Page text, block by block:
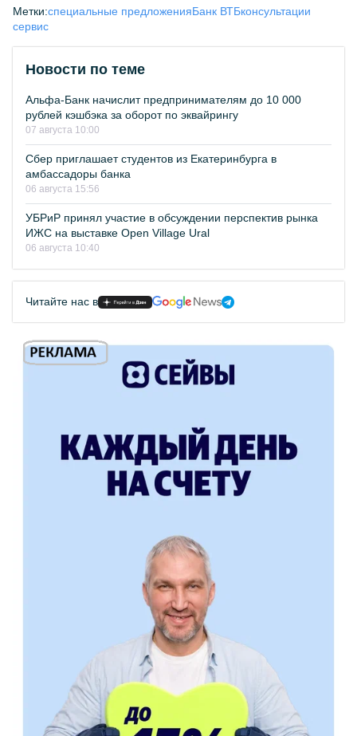
Метки:специальные предложенияБанк ВТБконсультации
сервис
Новости по теме
Альфа-Банк начислит предпринимателям до 10 000
рублей кэшбэка за оборот по эквайрингу
07 августа 10:00
Сбер приглашает студентов из Екатеринбурга в
амбассадоры банка
06 августа 15:56
УБРиР принял участие в обсуждении перспектив рынка
ИЖС на выставке Open Village Ural
06 августа 10:40
Читайте нас в